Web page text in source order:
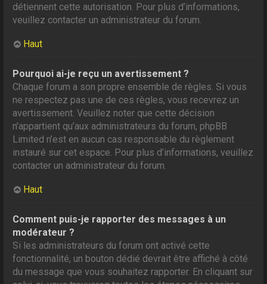
détiennent cette autorisation. Pour plus d’informations,
veuillez contacter un administrateur du forum.
Haut
Pourquoi ai-je reçu un avertissement ?
Chaque forum a son propre ensemble de règles. Si vous
ne respectez pas une de ces règles, vous recevrez un
avertissement. Veuillez noter que cette décision
n’appartient qu’aux administrateurs du forum, phpBB
Limited n’est en aucun cas responsable du règlement
instauré sur cet espace. Pour plus d’informations, veuillez
contacter un administrateur du forum.
Haut
Comment puis-je rapporter des messages à un
modérateur ?
Si les administrateurs du forum ont activé cette
fonctionnalité, un bouton dédié devrait être affiché à côté
du message que vous souhaitez rapporter. En cliquant sur